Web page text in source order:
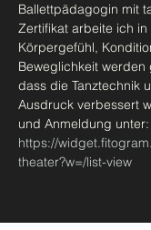
Ballettpädagogin mit
Zertifikat arbeite ich
Körpergefühl,
Beweglichkeit
dass die Tanztechnik
Ausdruck verbessert
und Anmeldung unter:
https://
theater?w=/list-view